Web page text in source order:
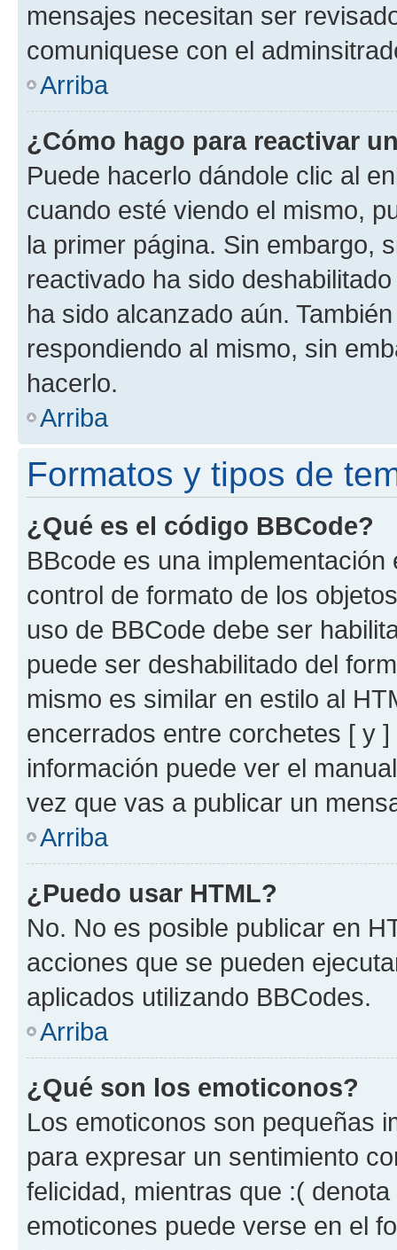
mensajes necesitan ser
comuniquese con el
Arriba
¿Cómo hago para reactivar
Puede hacerlo dándole clic al
cuando esté viendo el mismo,
la primer página. Sin embargo,
reactivado ha sido
ha sido alcanzado aún.
respondiendo al mismo, sin
hacerlo.
Arriba
Formatos y tipos de
¿Qué es el código BBCode?
BBcode es una
control de formato de los
uso de BBCode debe ser
puede ser deshabilitado del
mismo es similar en estilo al
encerrados entre corchetes [ y
información puede ver el
vez que vas a publicar un
Arriba
¿Puedo usar HTML?
No. No es posible publicar en
acciones que se pueden
aplicados utilizando BBCodes.
Arriba
¿Qué son los emoticonos?
Los emoticonos son pequeñas
para expresar un sentimiento
felicidad, mientras que :(
emoticones puede verse en el